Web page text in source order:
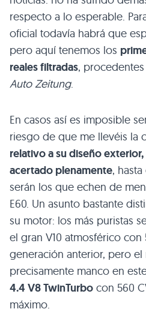
respecto a lo esperable.
oficial todavía habrá que
pero aquí tenemos los
reales filtradas,
Auto Zeitung.
En casos así es imposible
riesgo de que me llevéis la
relativo a su diseño exterior,
acertado plenamente,
serán los que echen de
E60. Un asunto bastante
su motor: los más puristas
el gran V10 atmosférico con
generación anterior, pero el
precisamente manco en
4.4 V8TwinTurbo con 560
máximo.